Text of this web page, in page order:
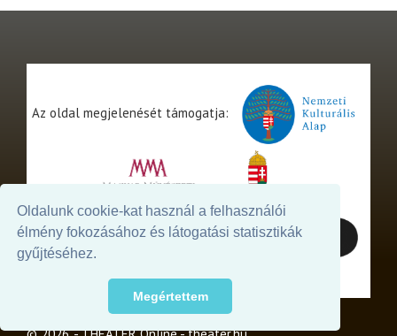
Oldalunk cookie-kat használ a felhasználói
élmény fokozásához és látogatási statisztikák
gyűjtéséhez.
Megértettem
Az oldal megjelenését támogatja: